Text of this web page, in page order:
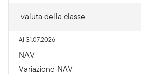
valuta della classe
Al 31.07.2026
NAV
Variazione NAV